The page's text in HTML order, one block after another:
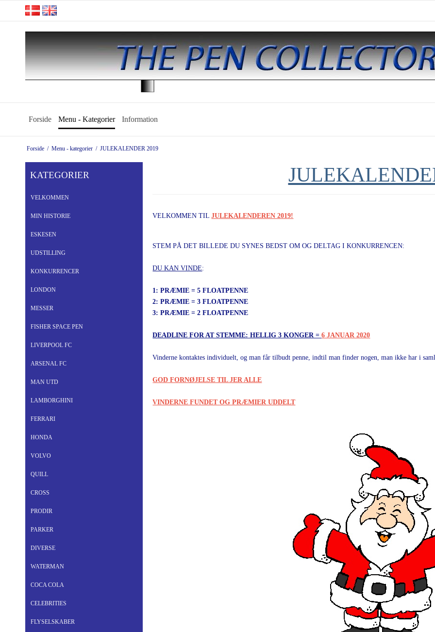
Forside Menu - Kategorier Information
Forside / Menu - kategorier / JULEKALENDER 2019
KATEGORIER
VELKOMMEN
MIN HISTORIE
ESKESEN
UDSTILLING
KONKURRENCER
LONDON
MESSER
FISHER SPACE PEN
LIVERPOOL FC
ARSENAL FC
MAN UTD
LAMBORGHINI
FERRARI
HONDA
VOLVO
QUILL
CROSS
PRODIR
PARKER
DIVERSE
WATERMAN
COCA COLA
CELEBRITIES
FLYSELSKABER
VELKOMMEN TILJULEKALENDEREN 2019!
STEM PÅ DET BILLEDE DU SYNES BEDST OM OG DELTAG I KONKURRENCEN:
DU KAN VINDE:
1: PRÆMIE = 5 FLOATPENNE
2: PRÆMIE = 3 FLOATPENNE
3: PRÆMIE = 2 FLOATPENNE
DEADLINE FOR AT STEMME: HELLIG 3 KONGER =6 JANUAR 2020
Vinderne kontaktes individuelt, og man får tilbudt penne, indtil man finder nogen, man ikke har i
GOD FORNØJELSE TIL JER ALLE
VINDERNE FUNDET OG PRÆMIER UDDELT